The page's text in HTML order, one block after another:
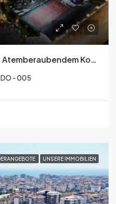
Luxuriöses 3+1 In Obas Atemberaubendem Komplex
DO - 005
UNSERE IMMOBILIEN